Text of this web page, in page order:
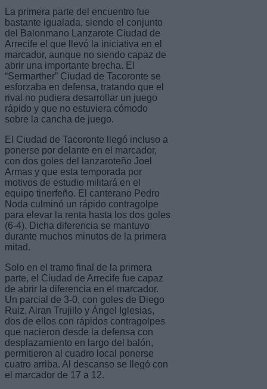
La primera parte del encuentro fue
bastante igualada, siendo el conjunto
del Balonmano Lanzarote Ciudad de
Arrecife el que llevó la iniciativa en el
marcador, aunque no siendo capaz de
abrir una importante brecha. El
“Sermarther” Ciudad de Tacoronte se
esforzaba en defensa, tratando que el
rival no pudiera desarrollar un juego
rápido y que no estuviera cómodo
sobre la cancha de juego.
El Ciudad de Tacoronte llegó incluso a
ponerse por delante en el marcador,
con dos goles del lanzaroteño Joel
Armas y que esta temporada por
motivos de estudio militará en el
equipo tinerfeño. El canterano Pedro
Noda culminó un rápido contragolpe
para elevar la renta hasta los dos goles
(6-4). Dicha diferencia se mantuvo
durante muchos minutos de la primera
mitad.
Solo en el tramo final de la primera
parte, el Ciudad de Arrecife fue capaz
de abrir la diferencia en el marcador.
Un parcial de 3-0, con goles de Diego
Ruiz, Airan Trujillo y Ángel Iglesias,
dos de ellos con rápidos contragolpes
que nacieron desde la defensa con
desplazamiento en largo del balón,
permitieron al cuadro local ponerse
cuatro arriba. Al descanso se llegó con
el marcador de 17 a 12.